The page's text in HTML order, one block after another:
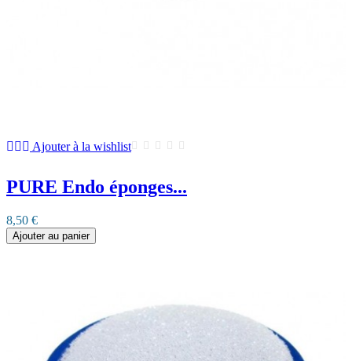
Ajouter à la wishlist
PURE Endo éponges...
8,50 €
Ajouter au panier